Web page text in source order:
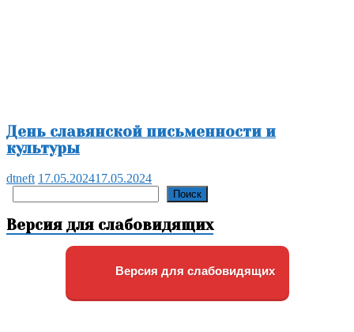
День славянской письменности и
культуры
dtneft 17.05.202417.05.2024
Поиск
Версия для слабовидящих
Версия для слабовидящих